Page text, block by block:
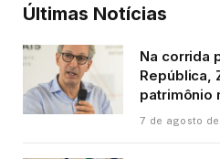
Últimas Notícias
Na corrida
República,
patrimônio
7 de agosto